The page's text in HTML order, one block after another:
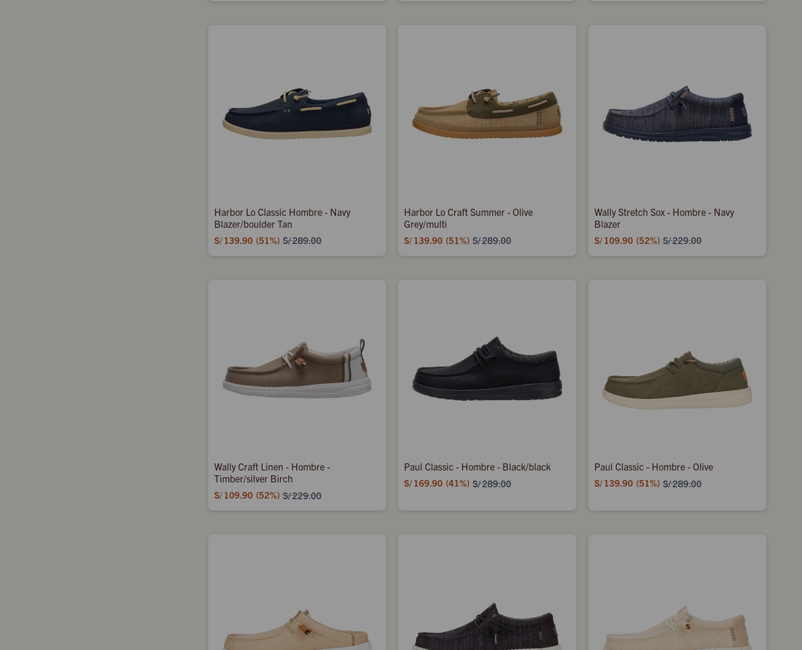
Harbor Lo Classic Hombre - Navy
Blazer/boulder Tan
S/ 139.90 51 S/289.00
Harbor Lo Craft Summer - Olive
Grey/multi
S/ 139.90 51 S/289.00
Wally Stretch Sox - Hombre - Navy
Blazer
S/ 109.90 52 S/229.00
Wally Craft Linen - Hombre -
Timber/silver Birch
S/ 109.90 52 S/229.00
Paul Classic - Hombre - Black/black
S/ 169.90 41 S/289.00
Paul Classic - Hombre - Olive
S/ 139.90 51 S/289.00